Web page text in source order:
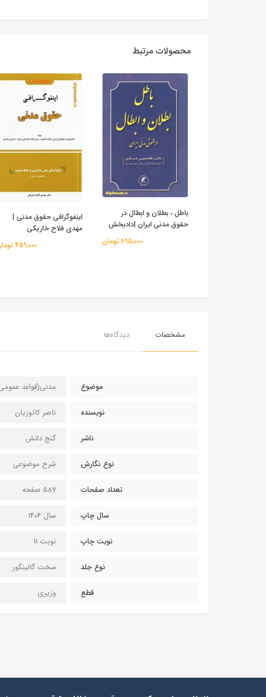
محصولات مرتبط
باطل ، بطلان و ابطال در
حقوق مدنی ایران |دادبخش
695,000 تومان
اینفوگرافی حقوق مدنی |
مهدی فلاح خاریکی
459,000 تومان
مشخصات دیدگاه‌ها
موضوع مدنی(قواعد عمومی
نویسنده ناصر کاتوزیان
ناشر گنج دانش
نوع نگارش شرح موضوعی
تعداد صفحات 587 صفحه
سال چاپ سال 1404
نوبت چاپ نوبت 11
نوع جلد سخت گالينگور
قطع وزيري